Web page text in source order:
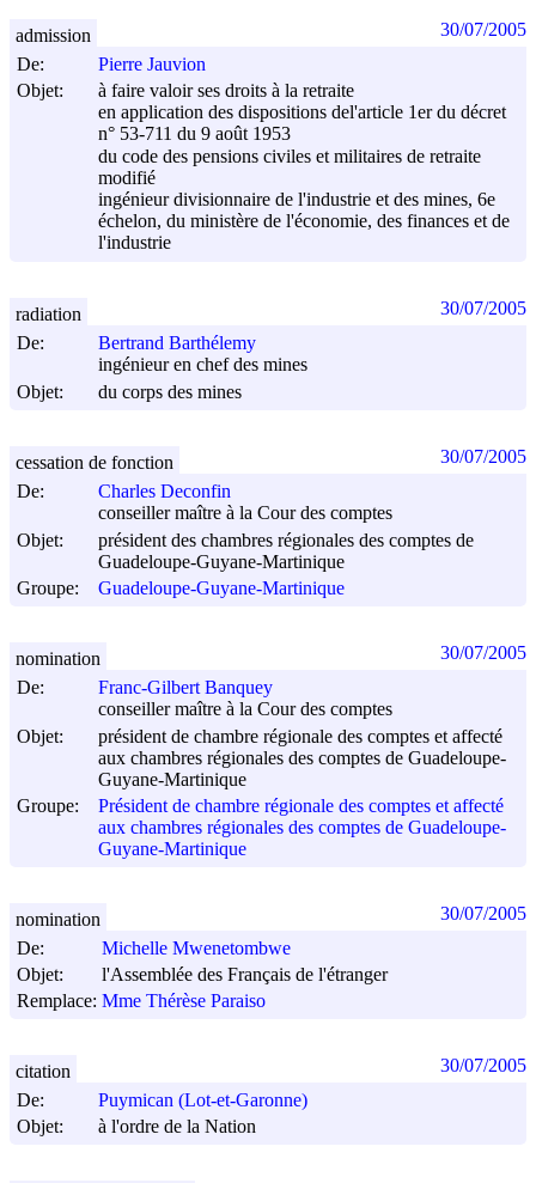
De:
Pierre Jauvion
Objet:
à faire valoir ses droits à la retraite
en application des dispositions del'article 1er du décret
n° 53-711 du 9 août 1953
du code des pensions civiles et militaires de retraite
modifié
ingénieur divisionnaire de l'industrie et des mines, 6e
échelon, du ministère de l'économie, des finances et de
l'industrie
admission 30/07/2005
De:
Bertrand Barthélemy
ingénieur en chef des mines
Objet:
du corps des mines
radiation 30/07/2005
De:
Charles Deconfin
conseiller maître à la Cour des comptes
Objet:
président des chambres régionales des comptes de
Guadeloupe-Guyane-Martinique
Groupe:
Guadeloupe-Guyane-Martinique
cessation de fonction 30/07/2005
De:
Franc-Gilbert Banquey
conseiller maître à la Cour des comptes
Objet:
président de chambre régionale des comptes et affecté
aux chambres régionales des comptes de Guadeloupe-
Guyane-Martinique
Groupe:
Président de chambre régionale des comptes et affecté
aux chambres régionales des comptes de Guadeloupe-
Guyane-Martinique
nomination 30/07/2005
De:
Michelle Mwenetombwe
Objet:
l'Assemblée des Français de l'étranger
Remplace: Mme Thérèse Paraiso
nomination 30/07/2005
De:
Puymican (Lot-et-Garonne)
Objet:
à l'ordre de la Nation
citation 30/07/2005